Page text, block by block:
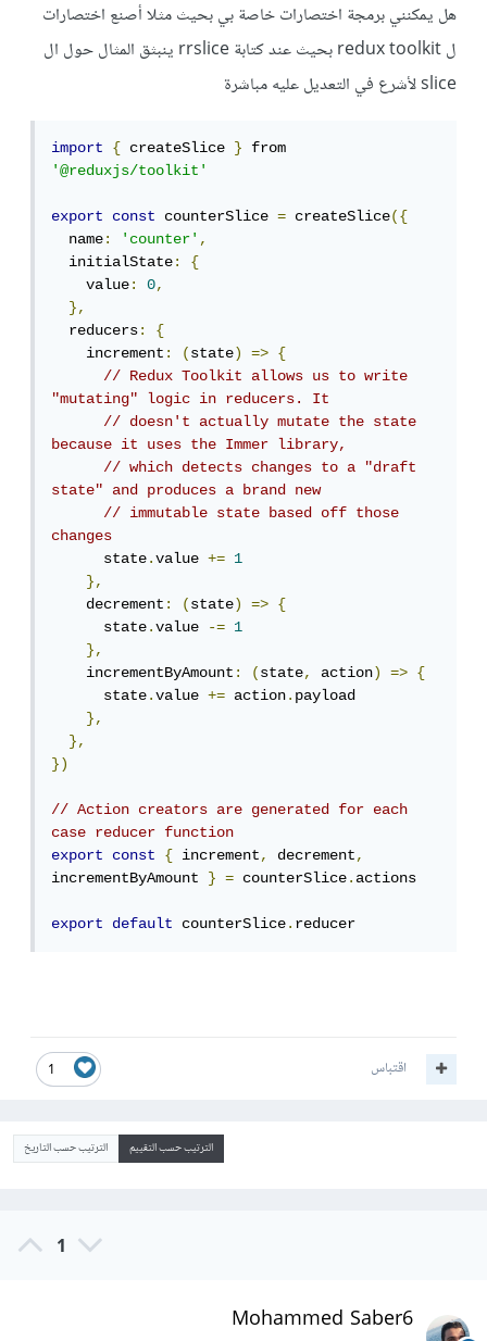
هل يمكنني برمجة اختصارات خاصة بي بحيث مثلا أصنع اختصارات
ل redux toolkit بحيث عند كتابة rrslice ينبثق المثال حول ال
slice لأشرع في التعديل عليه مباشرة
import { createSlice }
'@reduxjs/toolkit'
export const counterSlice = createSlice({
  name
: 'counter',
  initialState
:
{
    value
: 0,
},
  reducers
:
{
    increment
: (state) =>
{
// Redux Toolkit allows us to write
"mutating" logic in reducers. It
// doesn't actually mutate the state
because it uses the Immer library,
// which detects changes to a "draft
state" and produces a brand new
// immutable state based off those
changes
      state
.value +=
1
},
    decrement
: (state) =>
{
      state
.value -=
1
},
    incrementByAmount
: (state, action) =>
{
      state
.value += action.payload
},
},
})
// Action creators are generated for each
case reducer function
export
const { increment, decrement,
incrementByAmount } = counterSlice.actions
export default counterSlice.reducer
1 اقتباس
الترتيب حسب التقييم الترتيب حسب التاريخ
1
Mohammed Saber6